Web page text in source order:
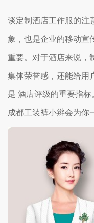
谈定制酒店工作服的注
象，也是企业的移动宣
重要。对于酒店来说，
集体荣誉感，还能给用
是 酒店评级的重要指
成都工装裤小辫会为你